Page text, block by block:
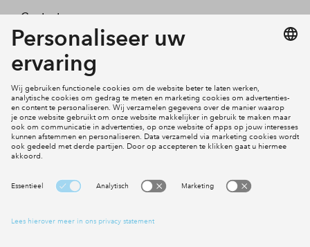
Contact
Mijn profiel
Social Media
Cookies